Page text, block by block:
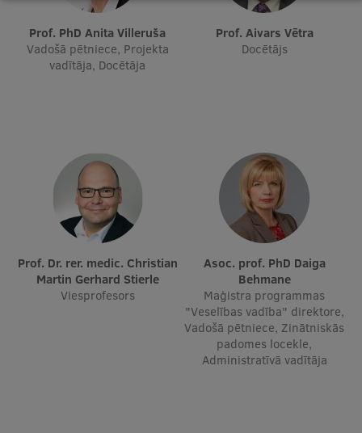
Mobilitātes programmas
Starptautiskie projekti
Starptautiskie sadarbības partneri
EATRIS koordinators Latvijā
Prof. PhD Anita Villeruša
Vadošā pētniece, Projekta
vadītāja, Docētāja
Prof. Aivars Vētra
Docētājs
Prof. Dr. rer. medic. Christian
Martin Gerhard Stierle
Viesprofesors
Asoc. prof. PhD Daiga
Behmane
Maģistra programmas
"Veselības vadība" direktore,
Vadošā pētniece, Zinātniskās
padomes locekle,
Administratīvā vadītāja